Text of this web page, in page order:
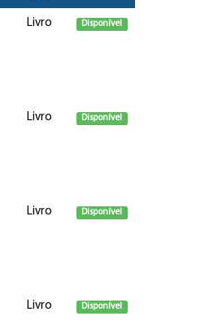
Livro Disponível
Livro Disponível
Livro Disponível
Livro Disponível